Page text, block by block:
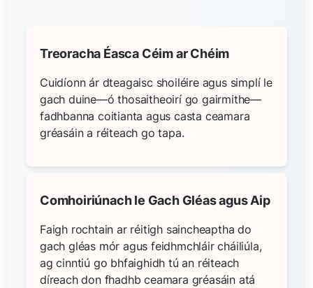
Treoracha Éasca Céim ar Chéim
Cuidíonn ár dteagaisc shoiléire agus simplí le
gach duine—ó thosaitheoirí go gairmithe—
fadhbanna coitianta agus casta ceamara
gréasáin a réiteach go tapa.
Comhoiriúnach le Gach Gléas agus Aip
Faigh rochtain ar réitigh saincheaptha do
gach gléas mór agus feidhmchláir cháiliúla,
ag cinntiú go bhfaighidh tú an réiteach
díreach don fhadhb ceamara gréasáin atá